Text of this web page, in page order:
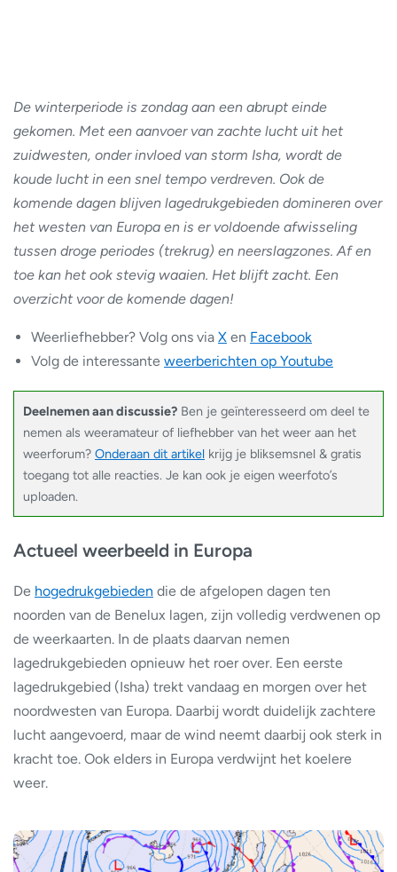
De winterperiode is zondag aan een abrupt einde
gekomen. Met een aanvoer van zachte lucht uit het
zuidwesten, onder invloed van storm Isha, wordt de
koude lucht in een snel tempo verdreven. Ook de
komende dagen blijven lagedrukgebieden domineren over
het westen van Europa en is er voldoende afwisseling
tussen droge periodes (trekrug) en neerslagzones. Af en
toe kan het ook stevig waaien. Het blijft zacht. Een
overzicht voor de komende dagen!
Weerliefhebber? Volg ons via X en Facebook
Volg de interessante weerberichten op Youtube
Deelnemen aan discussie? Ben je geïnteresseerd om deel te
nemen als weeramateur of liefhebber van het weer aan het
weerforum? Onderaan dit artikel krijg je bliksemsnel & gratis
toegang tot alle reacties. Je kan ook je eigen weerfoto’s
uploaden.
Actueel weerbeeld in Europa
De hogedrukgebieden die de afgelopen dagen ten
noorden van de Benelux lagen, zijn volledig verdwenen op
de weerkaarten. In de plaats daarvan nemen
lagedrukgebieden opnieuw het roer over. Een eerste
lagedrukgebied (Isha) trekt vandaag en morgen over het
noordwesten van Europa. Daarbij wordt duidelijk zachtere
lucht aangevoerd, maar de wind neemt daarbij ook sterk in
kracht toe. Ook elders in Europa verdwijnt het koelere
weer.